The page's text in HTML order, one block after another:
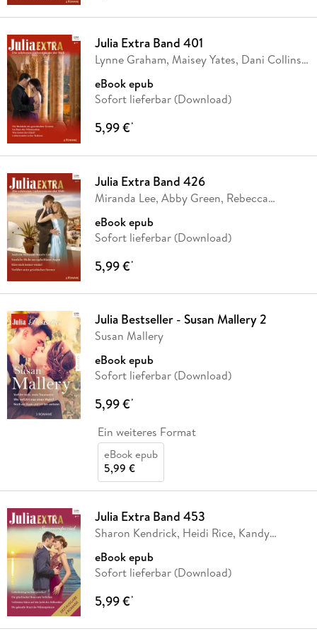
Julia Extra Band 401
Lynne Graham, Maisey Yates, Dani Collins,
eBook epub
Sofort lieferbar (Download)
5,99 €*
Julia Extra Band 426
Miranda Lee, Abby Green, Rebecca
eBook epub
Sofort lieferbar (Download)
5,99 €*
Julia Bestseller - Susan Mallery 2
Susan Mallery
eBook epub
Sofort lieferbar (Download)
5,99 €*
Ein weiteres Format
eBook epub
5,99 €
Julia Extra Band 453
Sharon Kendrick, Heidi Rice, Kandy
eBook epub
Sofort lieferbar (Download)
5,99 €*